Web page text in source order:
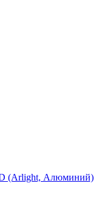
(Arlight, Алюминий)